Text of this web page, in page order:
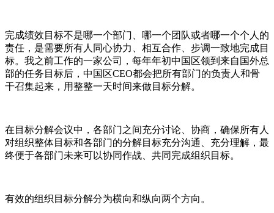
完成绩效目标不是哪一个部门、哪一个团队或者哪一个个人的
责任，是需要所有人同心协力、相互合作、步调一致地完成目
标。我之前工作的一家公司，每年年初中国区领到来自国外总
部的任务目标后，中国区CEO都会把所有部门的负责人和骨
干召集起来，用整整一天时间来做目标分解。
在目标分解会议中，各部门之间充分讨论、协商，确保所有人
对组织整体目标和各部门的分解目标充分沟通、充分理解，最
终便于各部门未来可以协同作战、共同完成组织目标。
有效的组织目标分解分为横向和纵向两个方向。